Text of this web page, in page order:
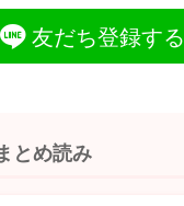
友だち登録する
とめ読み